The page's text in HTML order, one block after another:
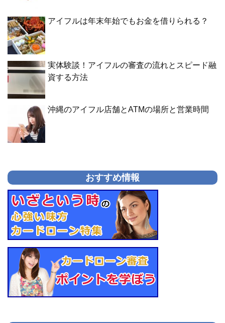
アイフルは年末年始でもお金を借りられる？
実体験談！アイフルの審査の流れとスピード融
資する方法
沖縄のアイフル店舗とATMの場所と営業時間
おすすめ情報